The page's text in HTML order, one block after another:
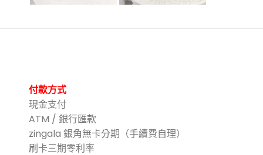
付款方式
現金支付
ATM / 銀行匯款
zingala 銀角無卡分期（手續費自理）
刷卡三期零利率